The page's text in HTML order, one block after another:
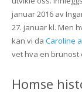
januar 2016 av
27. januar kl. Men
kan vi da Caroline
vet hva en brunost
Homse